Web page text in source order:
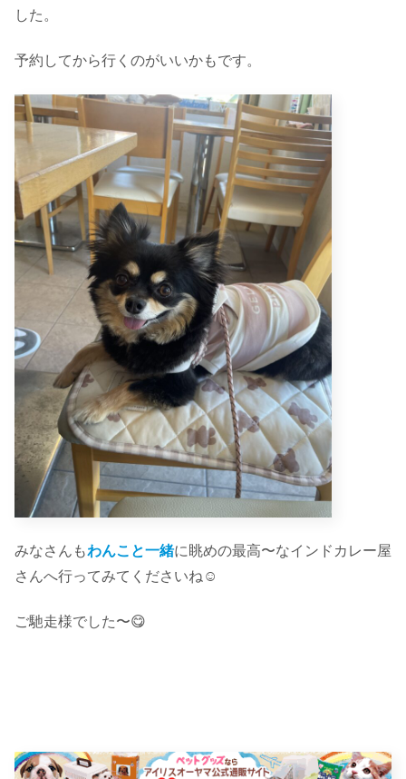
した。
予約してから行くのがいいかもです。
みなさんもわんこと一緒に眺めの最高〜なインドカレー屋
さんへ行ってみてくださいね☺︎
ご馳走様でした〜😋